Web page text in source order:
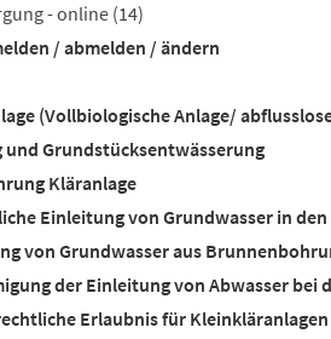
- online (14)
/ abmelden / ändern
(Vollbiologische Anlage/
Grundstücksentwässerung
Kläranlage
Einleitung von Grundwasser in den
von Grundwasser aus
der Einleitung von Abwasser
Erlaubnis für Kleinkläranlagen